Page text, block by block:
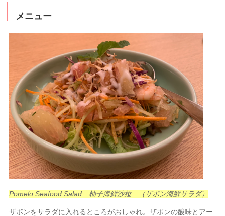
メニュー
Pomelo Seafood Salad 柚子海鲜沙拉 （ザボン海鮮サラダ）
ザボンをサラダに入れるところがおしゃれ。ザボンの酸味とアー